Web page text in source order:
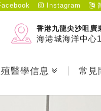
Instagram
香港九龍尖沙咀廣
海港城海洋中心
醫學信息 常見